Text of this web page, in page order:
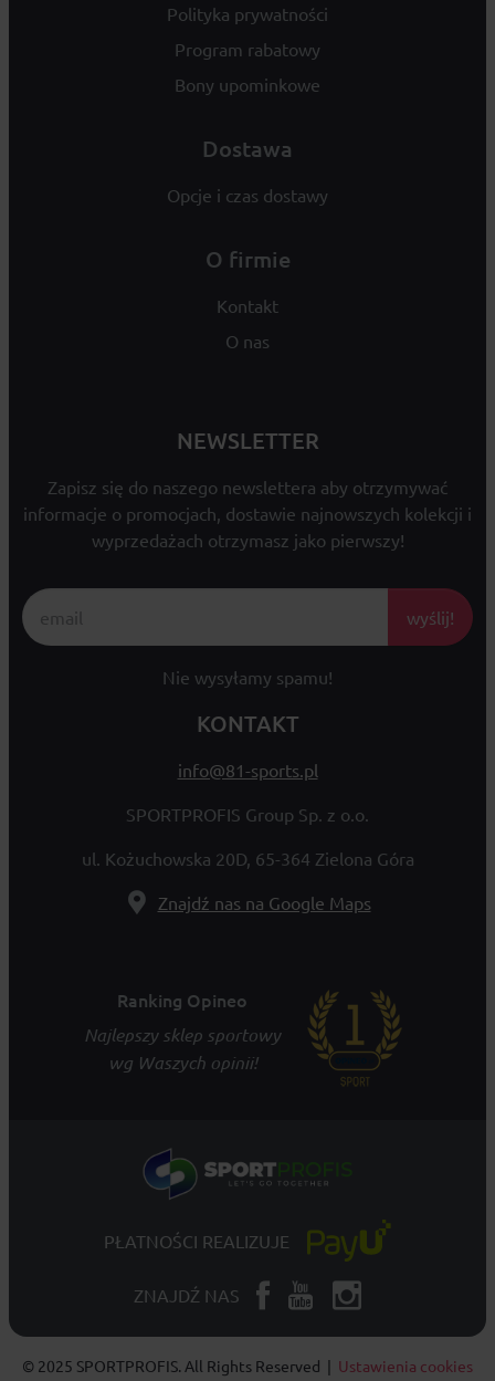
Polityka prywatności
Program rabatowy
Bony upominkowe
Dostawa
Opcje i czas dostawy
O firmie
Kontakt
O nas
NEWSLETTER
Zapisz się do naszego newslettera aby otrzymywać
informacje o promocjach, dostawie najnowszych kolekcji i
wyprzedażach otrzymasz jako pierwszy!
wyślij!
Nie wysyłamy spamu!
KONTAKT
info@81-sports.pl
SPORTPROFIS Group Sp. z o.o.
ul. Kożuchowska 20D, 65-364 Zielona Góra
Znajdź nas na Google Maps
Ranking Opineo
Najlepszy sklep sportowy
wg Waszych opinii!
PŁATNOŚCI REALIZUJE
ZNAJDŹ NAS
© 2025 SPORTPROFIS. All Rights Reserved | Ustawienia cookies